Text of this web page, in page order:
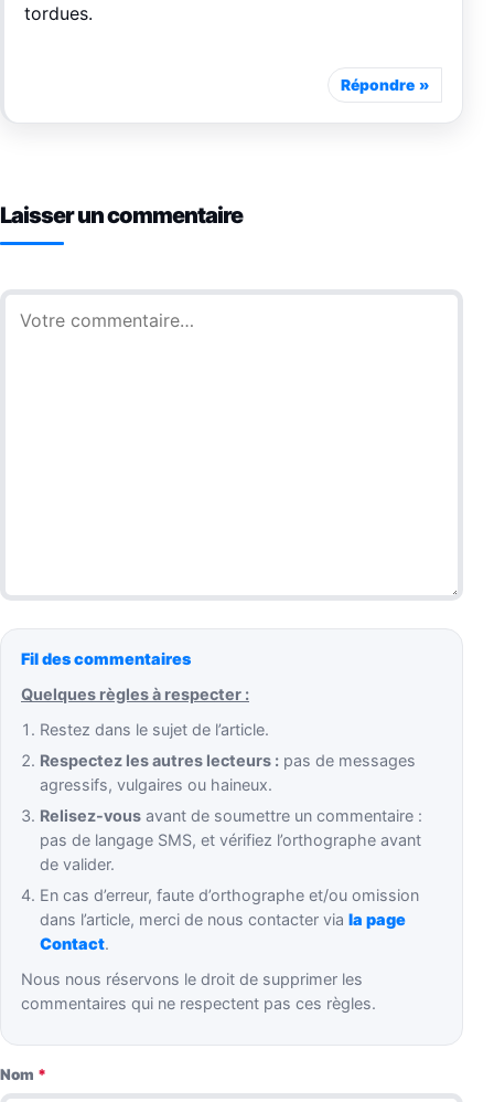
tordues.
Répondre
Laisser un commentaire
Commentaire
Fil des commentaires
Quelques règles à respecter :
Restez dans le sujet de l’article.
Respectez les autres lecteurs : pas de messages
agressifs, vulgaires ou haineux.
Relisez-vous avant de soumettre un commentaire :
pas de langage SMS, et vérifiez l’orthographe avant
de valider.
En cas d’erreur, faute d’orthographe et/ou omission
dans l’article, merci de nous contacter viala page
Contact.
Nous nous réservons le droit de supprimer les
commentaires qui ne respectent pas ces règles.
Nom *